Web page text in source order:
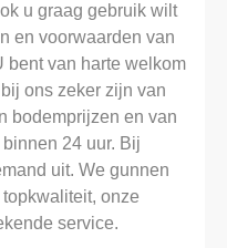
u graag gebruik wilt
en voorwaarden van
bent van harte welkom
ons zeker zijn van
bodemprijzen en van
24 uur. Bij
uit. We gunnen
onze
service.